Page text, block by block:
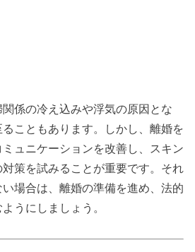
係の冷え込みや浮気の原因とな
こともあります。しかし、離婚を
ュニケーションを改善し、スキン
策を試みることが重要です。それ
場合は、離婚の準備を進め、法的
うにしましょう。